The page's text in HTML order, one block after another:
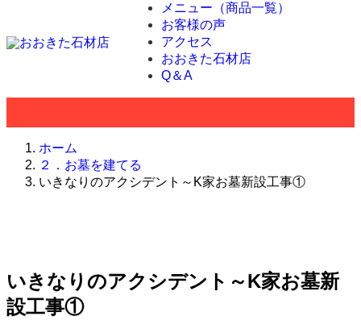
メニュー（商品一覧）
お客様の声
アクセス
おおきた石材店
Q＆A
ホーム
２．お墓を建てる
いきなりのアクシデント～K家お墓新設工事①
いきなりのアクシデント～K家お墓新
設工事①